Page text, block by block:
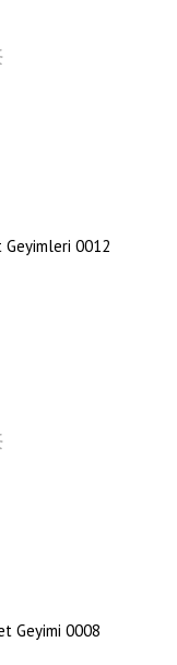
0012
Geyimi 0008